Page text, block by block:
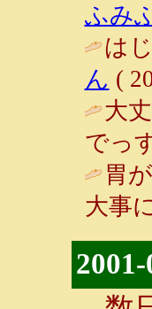
ふみ
は
ん (
大
でっ
胃
大事